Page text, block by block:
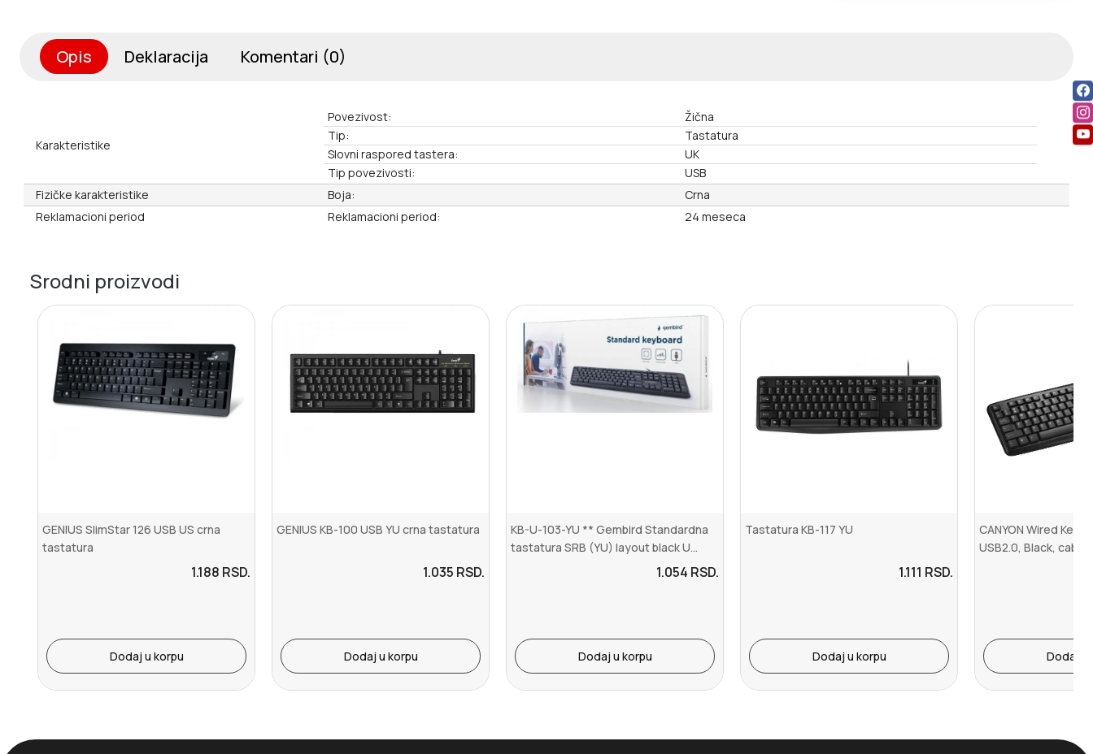
Opis Deklaracija Komentari (0)
Karakteristike
Povezivost:
Žična
Tip:
Tastatura
Slovni raspored tastera:
UK
Tip povezivosti:
USB
Fizičke karakteristike
Boja:
Crna
Reklamacioni period
Reklamacioni period: 24 meseca
Srodni proizvodi
GENIUS SlimStar 126 USB US crna
tastatura
1.188 RSD.
Dodaj u korpu
GENIUS KB-100 USB YU crna tastatura
1.035 RSD.
Dodaj u korpu
KB-U-103-YU ** Gembird Standardna
tastatura SRB (YU) layout black U...
1.054 RSD.
Dodaj u korpu
Tastatura KB-117 YU
1.111 RSD.
Dodaj u korpu
CANYON Wired
USB2.0, Black, cable
Dodaj u